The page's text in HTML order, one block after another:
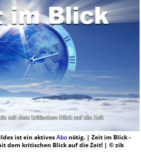
ist ein aktivesAbonötig. | Zeit im Blick -
dem kritischen Blick auf die Zeit! | © zib